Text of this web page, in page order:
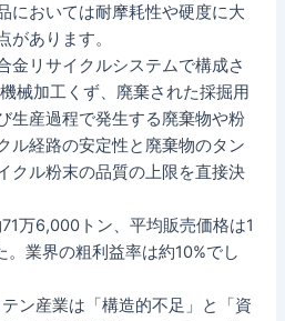
においては耐摩耗性や硬度に大
があります。
金リサイクルシステムで構成さ
械加工くず、廃棄された採掘用
生産過程で発生する廃棄物や粉
ル経路の安定性と廃棄物のタン
クル粉末の品質の上限を直接決
万6,000トン、平均販売価格は1
。業界の粗利益率は約10%でし
ン産業は「構造的不足」と「資